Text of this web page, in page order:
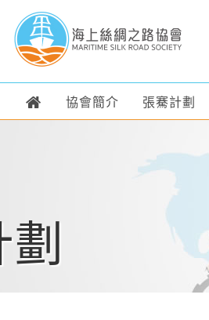
協會簡介 張騫計劃